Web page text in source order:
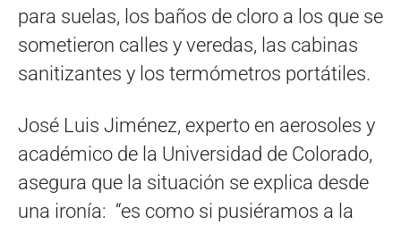
para suelas, los baños de cloro a los que se
sometieron calles y veredas, las cabinas
sanitizantes y los termómetros portátiles.
José Luis Jiménez, experto en aerosoles y
académico de la Universidad de Colorado,
asegura que la situación se explica desde
una ironía: “es como si pusiéramos a la